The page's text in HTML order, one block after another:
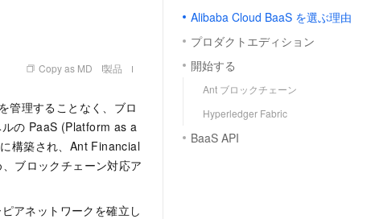
Copy as MD 製品
管理することなく、ブロ
ルの PaaS (Platform as a
構築され、Ant Financial
ブロックチェーン対応ア
アネットワークを確立し
Alibaba Cloud BaaS を選ぶ理由
プロダクトエディション
開始する
Ant ブロックチェーン
Hyperledger Fabric
BaaS API